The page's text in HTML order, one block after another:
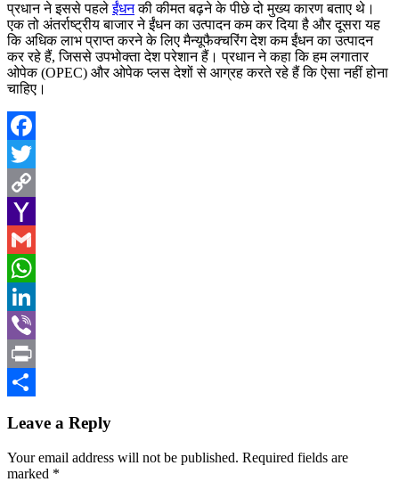
प्रधान ने इससे पहलेईंधनकी कीमत बढ़ने के पीछे दो मुख्य कारण बताए थे।
एक तो अंतर्राष्ट्रीय बाजार ने ईंधन का उत्पादन कम कर दिया है और दूसरा यह
कि अधिक लाभ प्राप्त करने के लिए मैन्यूफैक्चरिंग देश कम ईंधन का उत्पादन
कर रहे हैं, जिससे उपभोक्ता देश परेशान हैं। प्रधान ने कहा कि हम लगातार
ओपेक (OPEC) और ओपेक प्लस देशों से आग्रह करते रहे हैं कि ऐसा नहीं होना
चाहिए।
Facebook
Twitter
Copy
Link
Yahoo
Mail
Gmail
WhatsApp
LinkedIn
Viber
Print
Leave a Reply
Your email address will not be published. Required fields are
marked *